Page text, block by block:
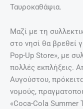
Ταυροκαθάψια.
Μαζί με τη
στο νησί θα βρεθεί
Pop-Up Store», με
πολλές εκπλήξεις.
Αυγούστου,
νομούς,
«Coca-Cola Summer